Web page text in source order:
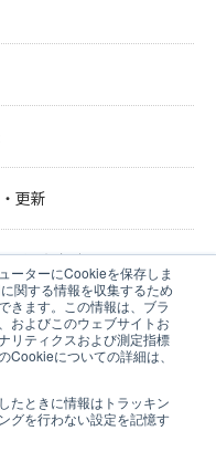
ーターにCookieを保存しま
関する情報を収集するため
きます。この情報は、ブラ
およびこのウェブサイトお
リティクスおよび測定指標
Cookieについての詳細は、
たときに情報はトラッキン
グを行わない設定を記憶す
更新
・退会申請
いて